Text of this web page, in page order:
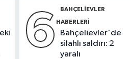
6 BAHÇELIEVLER
HABERLERI
Bahçelievler'de
silahlı saldırı: 2
yaralı